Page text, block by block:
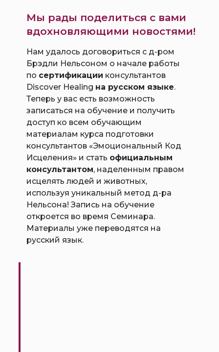
Нам удалось договориться с д-ром
Брэдли Нельсоном о начале работы
по сертификации консультантов
Discover Healing на русском языке.
Теперь у вас есть возможность
записаться на обучение и получить
доступ ко всем обучающим
материалам курса подготовки
консультантов «Эмоциональный Код
Исцеления» и стать официальным
консультантом, наделенным правом
исцелять людей и животных,
используя уникальный метод д-ра
Нельсона! Запись на обучение
откроется во время Семинара.
Материалы уже переводятся на
русский язык.
Мы рады поделиться с вами
вдохновляющими новостями!